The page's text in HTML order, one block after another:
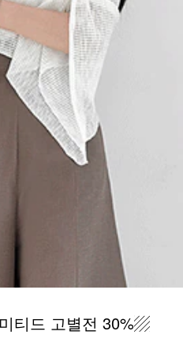
티드 고별전 30%▨